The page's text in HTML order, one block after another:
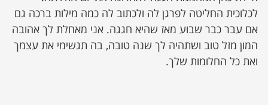
לכלוכית החליטה לפרגן לה ולכתוב לה כמה מילות ברכה גם
אם עבר כבר שבוע מאז שהיא חגגה. אני מאחלת לך אהובה
המון מזל טוב ושתהיה לך שנה טובה, בה תגשימי את עצמך
ואת כל החלומות שלך.